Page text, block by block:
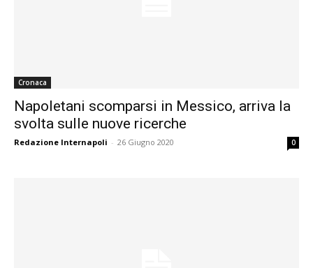
Cronaca
Napoletani scomparsi in Messico, arriva la
svolta sulle nuove ricerche
Redazione Internapoli - 26 Giugno 2020 0